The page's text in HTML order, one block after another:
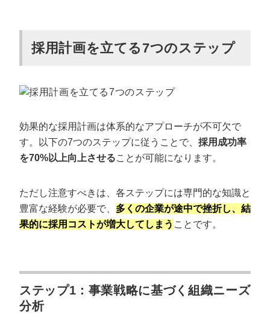
採用計画を立てる7つのステップ
効果的な採用計画は体系的なアプローチが不可欠で
す。以下の7つのステップに従うことで、 採用成功率
を70%以上向上させることが可能になります。
ただし注意すべきは、各ステップには専門的な知識と
豊富な経験が必要で、 多くの企業が途中で挫折し、結
果的に採用コストが増大してしまう ことです。
ステップ1：事業戦略に基づく組織ニーズ
分析